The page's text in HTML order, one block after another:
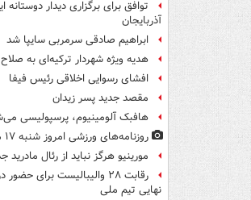
توافق برای برگزاری دیدار دوستانه
آذربایجان
ابراهیم صادقی سرمربی سایپا شد
هدیه ویژه شهردار ترکیه‌ای به صلاح
افشای رسوایی اخلاقی رئیس فیفا
مقصد جدید پسر زیدان
هافبک آلومینیوم، پرسپولیسی
روزنامه‌های ورزشی امروز ‌شنبه ۱۷ مرداد ۱۴۰۵
مورینیو هرگز نباید از رئال
رقابت ۲۸ والیبالیست برای
نهایی تیم ملی